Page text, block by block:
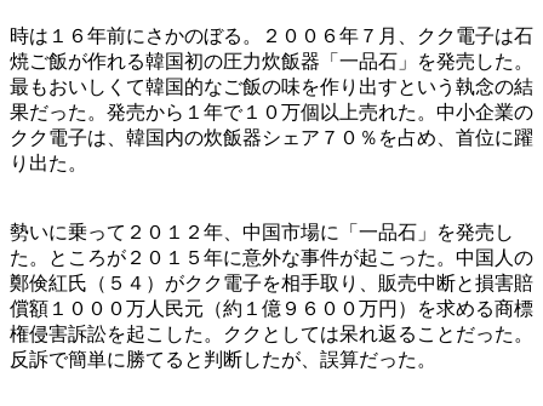
時は１６年前にさかのぼる。２００６年７月、クク電子は石
焼ご飯が作れる韓国初の圧力炊飯器「一品石」を発売した。
最もおいしくて韓国的なご飯の味を作り出すという執念の結
果だった。発売から１年で１０万個以上売れた。中小企業の
クク電子は、韓国内の炊飯器シェア７０％を占め、首位に躍
り出た。
勢いに乗って２０１２年、中国市場に「一品石」を発売し
た。ところが２０１５年に意外な事件が起こった。中国人の
鄭倹紅氏（５４）がクク電子を相手取り、販売中断と損害賠
償額１０００万人民元（約１億９６００万円）を求める商標
権侵害訴訟を起こした。ククとしては呆れ返ることだった。
反訴で簡単に勝てると判断したが、誤算だった。